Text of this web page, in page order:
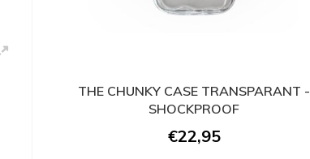
THE CHUNKY CASE TRANSPARANT -
SHOCKPROOF
€22,95